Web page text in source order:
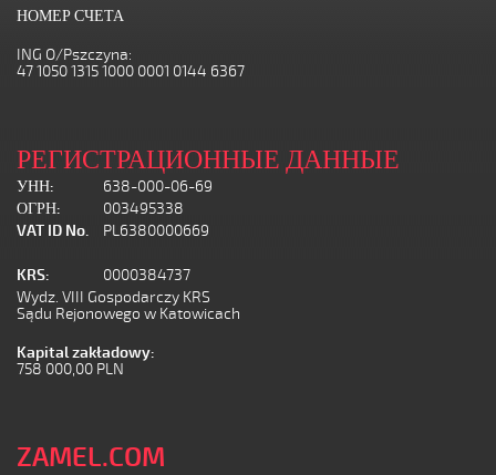
НОМЕР СЧЕТА
ING O/Pszczyna:
47 1050 1315 1000 0001 0144 6367
РЕГИСТРАЦИОННЫЕ ДАННЫЕ
УНН:
638-000-06-69
ОГРН:
003495338
VAT ID No.
PL6380000669
KRS:
0000384737
Wydz. VIII Gospodarczy KRS
Sądu Rejonowego w Katowicach
Kapital zakładowy:
758 000,00 PLN
ZAMEL.COM